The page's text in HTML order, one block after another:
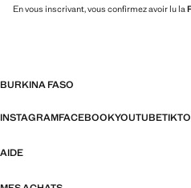
En vous inscrivant, vous confirmez avoir lu la
BURKINA FASO
INSTAGRAMFACEBOOKYOUTUBE
AIDE